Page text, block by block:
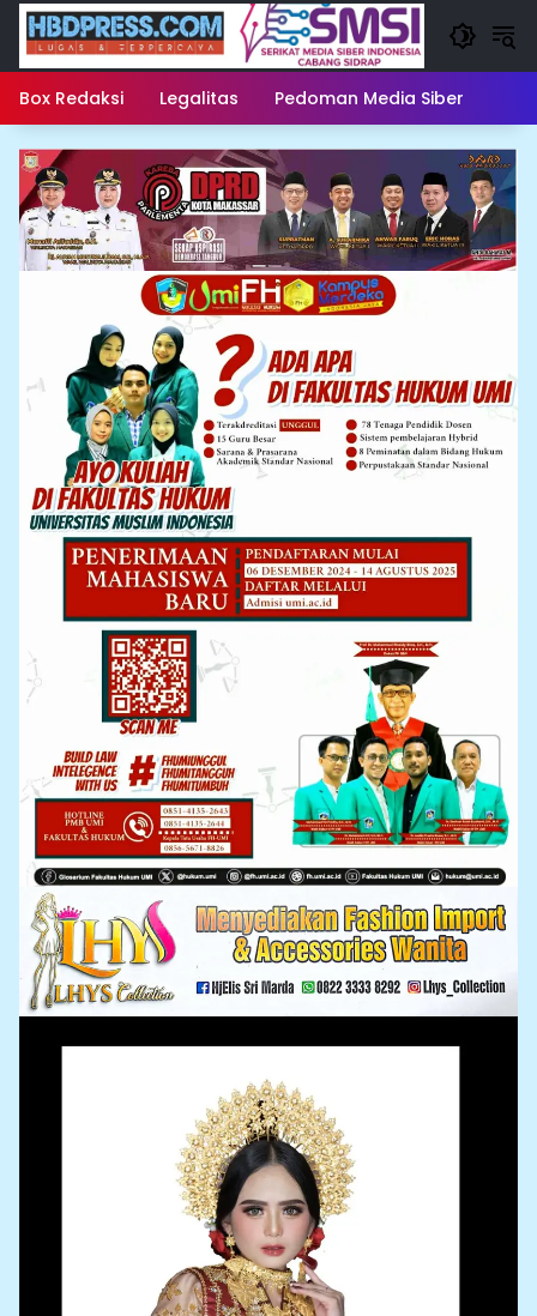
Langsung
konten
Box Redaksi Legalitas Pedoman Media Siber